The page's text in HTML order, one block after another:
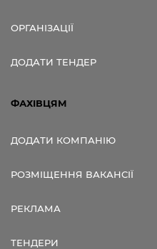
ОРГАНІЗАЦІЇ
ДОДАТИ ТЕНДЕР
ФАХІВЦЯМ
ДОДАТИ КОМПАНІЮ
РОЗМІЩЕННЯ ВАКАНСІЇ
РЕКЛАМА
ТЕНДЕРИ